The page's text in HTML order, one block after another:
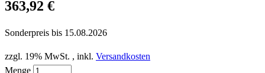
363,92 €
Sonderpreis bis 15.08.2026
zzgl. 19% MwSt. , inkl. Versandkosten
Menge